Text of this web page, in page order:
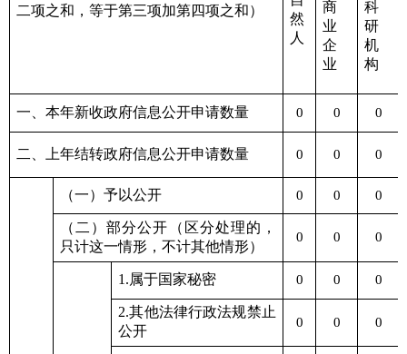
二项之和，等于第三项加第四项之和）
然
人
商
业
企
业
科
研
机
构
一、本年新收政府信息公开申请数量 0 0 0
二、上年结转政府信息公开申请数量 0 0 0
（一）予以公开 0 0 0
（二）部分公开（区分处理的，
只计这一情形，不计其他情形）
0 0 0
1.属于国家秘密 0 0 0
2.其他法律行政法规禁止
公开
0 0 0